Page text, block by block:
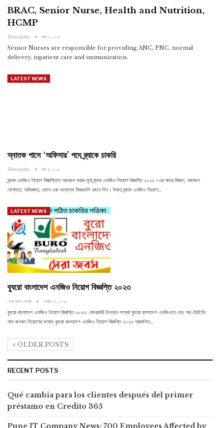
BRAC, Senior Nurse, Health and Nutrition,
HCMP
Sherajobs মার্চ ৮, ২০২৩
Senior Nurses are responsible for providing ANC, PNC, normal
delivery, inpatient care and immunization.
LATEST NEWS
স্নাতক পাসে ‘অফিসার’ পদে ব্র্যাকে চাকরি
Sherajobs মার্চ ৪, ২০২৩
ব্র্যাক এনজিও নিয়োগ বিজ্ঞপ্তিতে আবেদন করার পূর্বে ব্র্যাক এনজিও নিয়োগ বিজ্ঞপ্তি ২০২৩ -এর পদের বিবরণ, আবেদন
যোগ্যতা, অভিজ্ঞতা, বেতন এবং অন্যান্য বিষয়গুলি জেনে নিন। উক্ত ব্র্যাক এনজিও নিয়োগ…
LATEST NEWS
ব্যুরো বাংলাদেশ এনজিও নিয়োগ বিজ্ঞপ্তি ২০২৩
সেরা জবস ডেস্ক ফেব্রু ১৩, ২০২৩
ব্যুরো বাংলাদেশ এনজিও নিয়োগ বিজ্ঞপ্তি ২০২৩: বেসরকারি উন্নয়ন সংস্থা ব্যুরো বাংলাদেশ এনজিওতে হেড অব ট্রেইনিং
পদে জনবল নিয়োগের লক্ষ্যে ব্যুরো বাংলাদেশ এনজিও নিয়োগ বিজ্ঞপ্তি ২০২৩ প্রকাশিত…
OLDER POSTS
RECENT POSTS
Qué cambia para los clientes después del primer
préstamo en Credito 365
Pune IT Company News: 700 Employees Affected by